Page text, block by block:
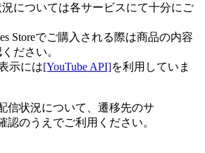
については各サービスにて十分にご
Storeでご購入される際は商品の内容
ださい。
示には[YouTube API]を利用していま
信状況について、遷移先のサ
認のうえでご利用ください。